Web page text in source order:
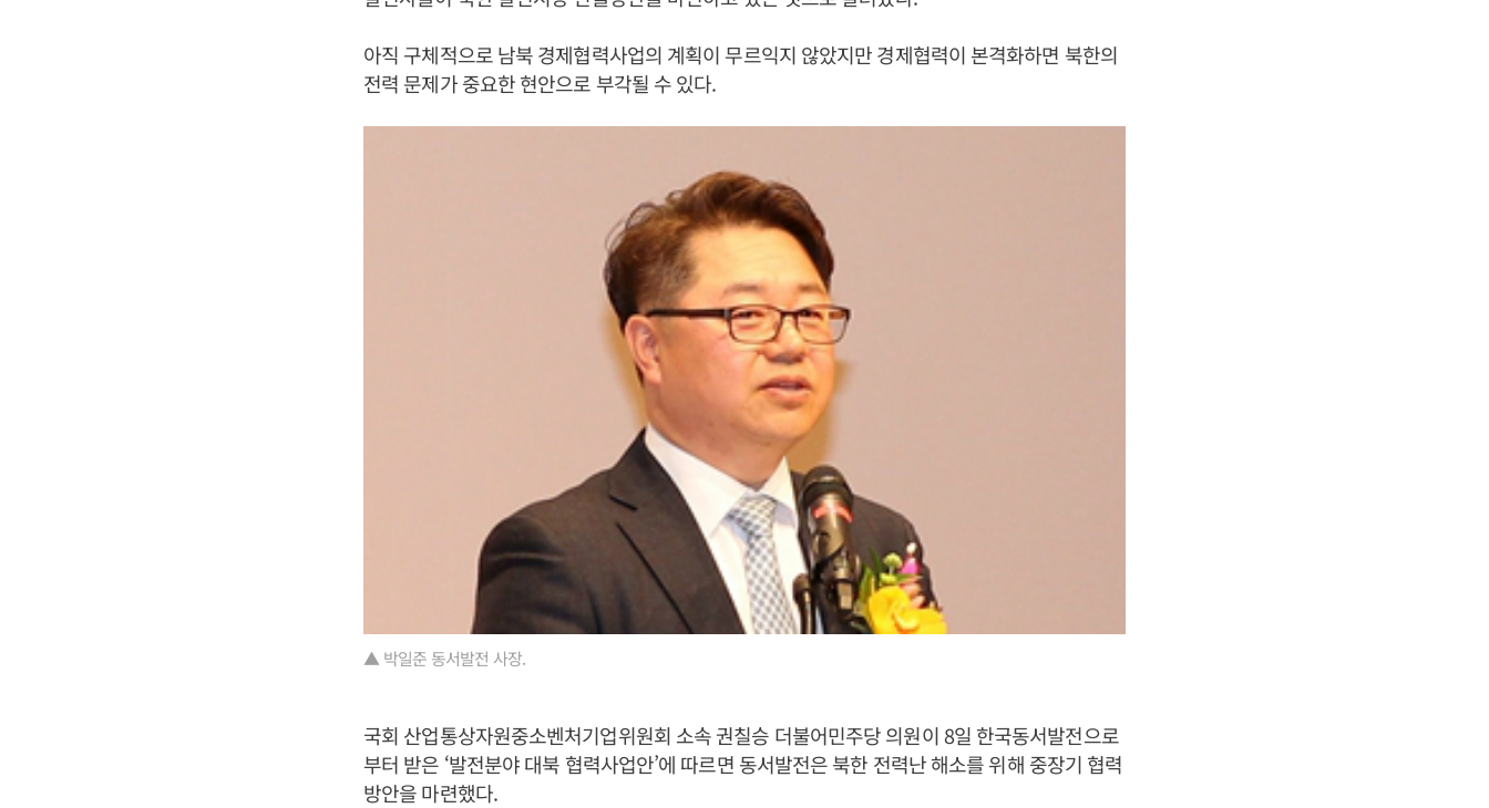
아직 구체적으로 남북 경제협력사업의 계획이 무르익지 않았지만 경제협력이 본격화하면 북한의
전력 문제가 중요한 현안으로 부각될 수 있다.
▲ 박일준 동서발전 사장.
국회 산업통상자원중소벤처기업위원회 소속 권칠승 더불어민주당 의원이 8일 한국동서발전으로
부터 받은 ‘발전분야 대북 협력사업안’에 따르면 동서발전은 북한 전력난 해소를 위해 중장기 협력
방안을 마련했다.